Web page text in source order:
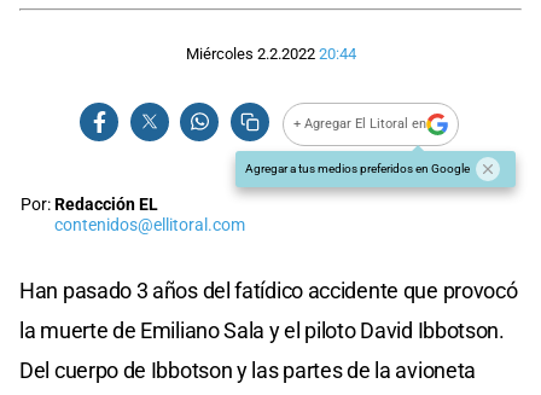
Miércoles 2.2.2022 20:44
+ Agregar El Litoral en
Agregar a tus medios preferidos en Google
Por:Redacción EL
contenidos@ellitoral.com
Han pasado 3 años del fatídico accidente que provocó
la muerte de Emiliano Sala y el piloto David Ibbotson.
Del cuerpo de Ibbotson y las partes de la avioneta